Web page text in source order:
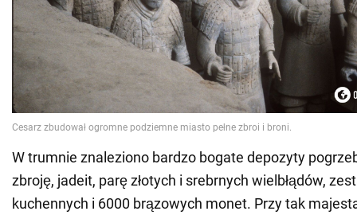
W trumnie znaleziono bardzo bogate depozyty
zbroję, jadeit, parę złotych i srebrnych wielbłądów,
kuchennych i 6000 brązowych monet. Przy tak